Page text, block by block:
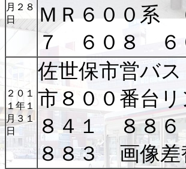
月２８
日
ＭＲ６００
７ ６０８
２０１
１年１
月３１
日
佐世保市営バス
市８００番台
８４１ ８８
８８３ 画像